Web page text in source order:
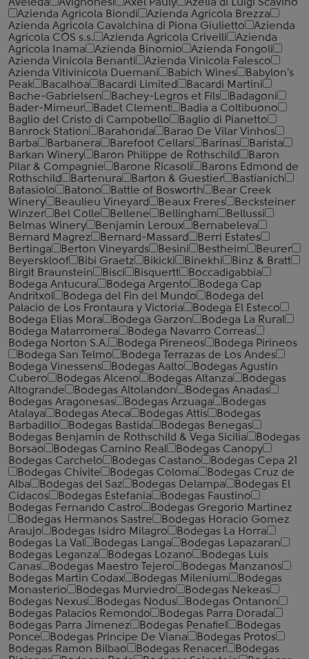
Aveleda
Avignonesi Axel Pauly
Azelia di Luigi Scavino
Azienda Agricola Biondi
Azienda Agricola Brezza
Azienda Agricola Cavalchina di Piona Giulietto
Azienda
Agricola COS s.s.
Azienda Agricola Crivelli
Azienda
Agricola Inama
Azienda Binomio
Azienda Fongoli
Azienda Vinicola Benanti
Azienda Vinicola Falesco
Azienda Vitivinicola Duemani
Babich Wines
Babylon's
Peak
Bacalhoa Bacardi Limited
Bacardi Martini
Bache-Gabrielsen
Bachey-Legros et Fils
Badagoni
Bader-Mimeur
Badet Clement
Badia a Coltibuono
Baglio del Cristo di Campobello
Baglio di Pianetto
Banrock Station
Barahonda
Barao De Vilar Vinhos
Barba
Barbanera Barefoot Cellars Barinas
Barista
Barkan Winery
Baron Philippe de Rothschild
Baron
Pilar & Compagnie
Barone Ricasoli
Barons Edmond de
Rothschild
Bartenura Barton & Guestier
Bastianich
Batasiolo
Batono Battle of Bosworth
Bear Creek
Winery
Beaulieu Vineyard Beaux Freres
Becksteiner
Winzer
Bel Colle Bellene Bellingham
Bellussi
Belmas Winery
Benjamin Leroux
Bernabeleva
Bernard Magrez
Bernard-Massard
Berri Estates
Bertinga
Berton Vineyards Besini Bestheim
Beurer
Beyerskloof
Bibi Graetz Bikicki Binekhi
Binz & Bratt
Birgit Braunstein
Bisci Bisquertt
Boccadigabbia
Bodega Antucura
Bodega Argento
Bodega Cap
Andritxol
Bodega del Fin del Mundo
Bodega del
Palacio de Los Frontaura y Victoria
Bodega El Esteco
Bodega Elias Mora
Bodega Garzon
Bodega La Rural
Bodega Matarromera
Bodega Navarro Correas
Bodega Norton S.A.
Bodega Pireneos
Bodega Pirineos
Bodega San Telmo
Bodega Terrazas de Los Andes
Bodega Vinessens
Bodegas Aalto
Bodegas Agustin
Cubero
Bodegas Alceno Bodegas Altanza
Bodegas
Altogrande
Bodegas Altolandon
Bodegas Anadas
Bodegas Aragonesas
Bodegas Arzuaga
Bodegas
Atalaya
Bodegas Ateca Bodegas Attis
Bodegas
Barbadillo
Bodegas Bastida
Bodegas Benegas
Bodegas Benjamin de Rothschild & Vega Sicilia
Bodegas
Borsao
Bodegas Camino Real
Bodegas Canopy
Bodegas Carchelo
Bodegas Castano
Bodegas Cepa 21
Bodegas Chivite
Bodegas Coloma
Bodegas Cruz de
Alba
Bodegas del Saz Bodegas Delampa
Bodegas El
Cidacos
Bodegas Estefania
Bodegas Faustino
Bodegas Fernando Castro
Bodegas Gregorio Martinez
Bodegas Hermanos Sastre
Bodegas Horacio Gomez
Araujo
Bodegas Isidro Milagro
Bodegas La Horra
Bodegas La Val
Bodegas Langa
Bodegas Lapazaran
Bodegas Leganza
Bodegas Lozano
Bodegas Luis
Canas
Bodegas Maestro Tejero
Bodegas Manzanos
Bodegas Martin Codax
Bodegas Milenium
Bodegas
Monasterio
Bodegas Murviedro
Bodegas Nekeas
Bodegas Nexus
Bodegas Nodus
Bodegas Ontanon
Bodegas Palacios Remondo
Bodegas Parra Dorada
Bodegas Parra Jimenez
Bodegas Penafiel
Bodegas
Ponce
Bodegas Principe De Viana
Bodegas Protos
Bodegas Ramon Bilbao
Bodegas Renacer
Bodegas